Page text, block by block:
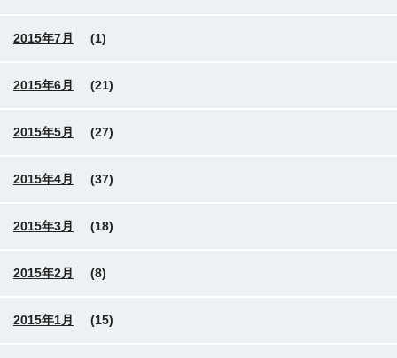
2015年7月 (1)
2015年6月 (21)
2015年5月 (27)
2015年4月 (37)
2015年3月 (18)
2015年2月 (8)
2015年1月 (15)